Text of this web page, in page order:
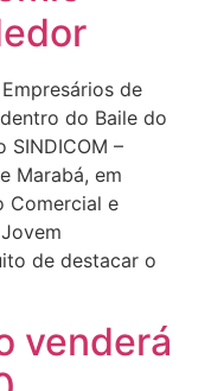
de
do Baile do
SINDICOM –
Marabá, em
Comercial e
de destacar o
venderá